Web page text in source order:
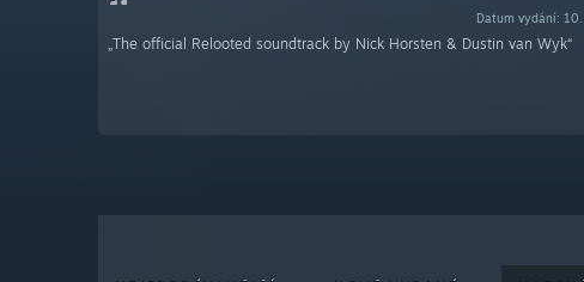
Datum vydání:
„The official Relooted soundtrack by Nick Horsten & Dustin van Wyk“